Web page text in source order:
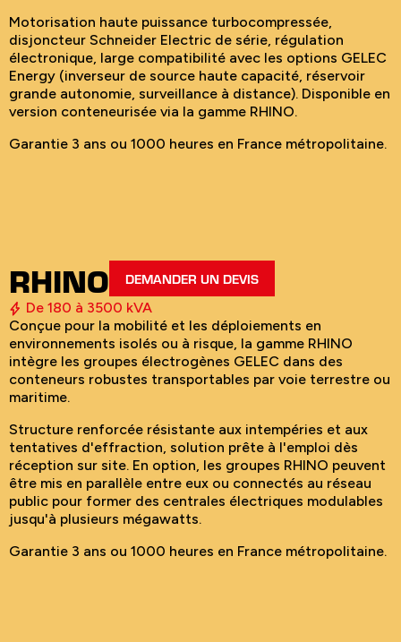
Motorisation haute puissance turbocompressée,
disjoncteur Schneider Electric de série, régulation
électronique, large compatibilité avec les options GELEC
Energy (inverseur de source haute capacité, réservoir
grande autonomie, surveillance à distance). Disponible en
version conteneurisée via la gamme RHINO.
Garantie 3 ans ou 1000 heures en France métropolitaine.
RHINO DEMANDER UN DEVIS
De 180 à 3500 kVA
Conçue pour la mobilité et les déploiements en
environnements isolés ou à risque, la gamme RHINO
intègre les groupes électrogènes GELEC dans des
conteneurs robustes transportables par voie terrestre ou
maritime.
Structure renforcée résistante aux intempéries et aux
tentatives d'effraction, solution prête à l'emploi dès
réception sur site. En option, les groupes RHINO peuvent
être mis en parallèle entre eux ou connectés au réseau
public pour former des centrales électriques modulables
jusqu'à plusieurs mégawatts.
Garantie 3 ans ou 1000 heures en France métropolitaine.